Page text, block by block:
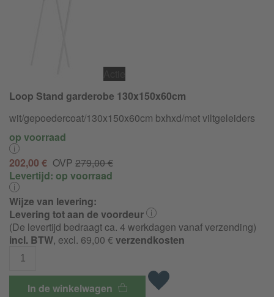
Loop Stand garderobe 130x150x60cm
wit/gepoedercoat/130x150x60cm bxhxd/met viltgeleiders
op voorraad
202,00 € OVP 279,00 €
Levertijd: op voorraad
Wijze van levering:
Levering tot aan de voordeur
(De levertijd bedraagt ca. 4 werkdagen vanaf verzending)
incl. BTW, excl. 69,00 €verzendkosten
In de winkelwagen